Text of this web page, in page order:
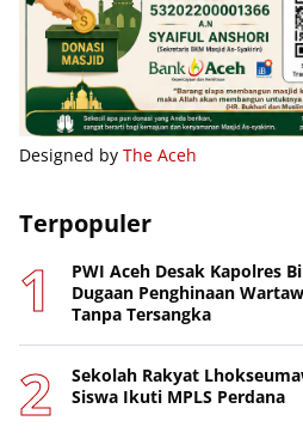
Designed by The Aceh
Terpopuler
PWI Aceh Desak Kapolres
Dugaan Penghinaan
Tanpa Tersangka
Sekolah Rakyat
Siswa Ikuti MPLS Perdana